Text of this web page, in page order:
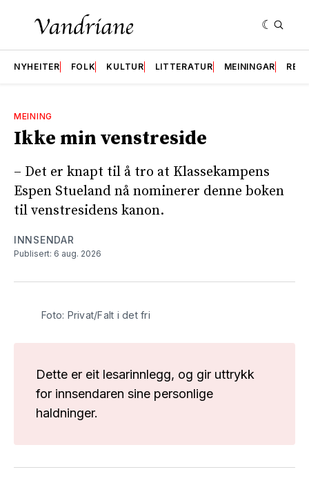
NYHEITER FOLK KULTUR LITTERATUR MEININGAR
MEINING
Ikke min venstreside
– Det er knapt til å tro at Klassekampens
Espen Stueland nå nominerer denne boken
til venstresidens kanon.
INNSENDAR
Publisert: 6 aug. 2026
Foto: Privat/Falt i det fri
Dette er eit lesarinnlegg, og gir uttrykk
for innsendaren sine personlige
haldninger.